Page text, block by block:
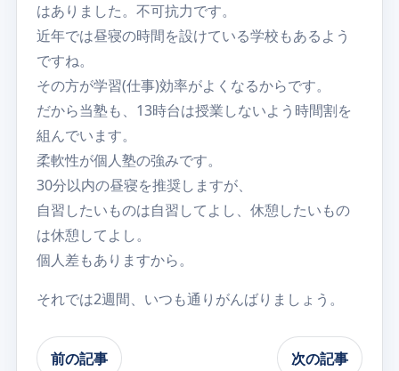
はありました。不可抗力です。
近年では昼寝の時間を設けている学校もあるよう
ですね。
その方が学習(仕事)効率がよくなるからです。
だから当塾も、13時台は授業しないよう時間割を
組んでいます。
柔軟性が個人塾の強みです。
30分以内の昼寝を推奨しますが、
自習したいものは自習してよし、休憩したいもの
は休憩してよし。
個人差もありますから。
それでは2週間、いつも通りがんばりましょう。
前の記事 次の記事